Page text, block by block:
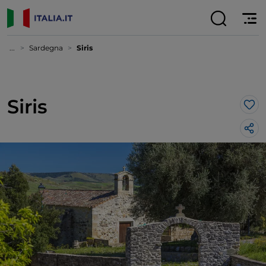
... Sardegna Siris
Siris